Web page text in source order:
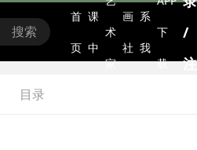
搜索
首
页
课
中
术
家
画
社
系
我
下
载
/
注
目录